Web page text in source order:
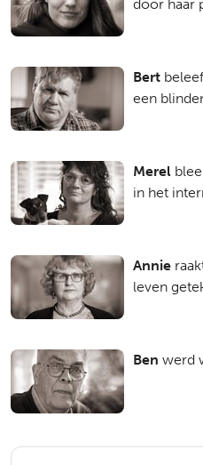
door haar
Bert
een
Merel
in het
Annie
leven
Ben werd